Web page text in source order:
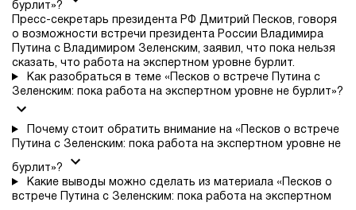
бурлит»?
Пресс-секретарь президента РФ Дмитрий Песков, говоря
о возможности встречи президента России Владимира
Путина с Владимиром Зеленским, заявил, что пока нельзя
сказать, что работа на экспертном уровне бурлит.
Как разобраться в теме «Песков о встрече Путина с
Зеленским: пока работа на экспертном уровне не бурлит»?
Почему стоит обратить внимание на «Песков о встрече
Путина с Зеленским: пока работа на экспертном уровне не
бурлит»?
Какие выводы можно сделать из материала «Песков о
встрече Путина с Зеленским: пока работа на экспертном